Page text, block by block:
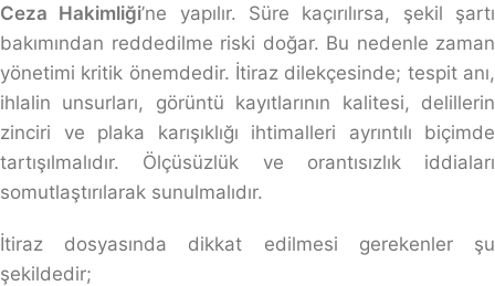
Ceza Hakimliği’ne yapılır. Süre kaçırılırsa, şekil şartı
bakımından reddedilme riski doğar. Bu nedenle zaman
yönetimi kritik önemdedir. İtiraz dilekçesinde; tespit anı,
ihlalin unsurları, görüntü kayıtlarının kalitesi, delillerin
zinciri ve plaka karışıklığı ihtimalleri ayrıntılı biçimde
tartışılmalıdır. Ölçüsüzlük ve orantısızlık iddiaları
somutlaştırılarak sunulmalıdır.
İtiraz dosyasında dikkat edilmesi gerekenler şu
şekildedir;